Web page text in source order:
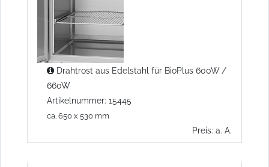
Drahtrost aus Edelstahl für BioPlus 600W /
660W
Artikelnummer: 15445
ca. 650 x 530 mm
Preis: a. A.